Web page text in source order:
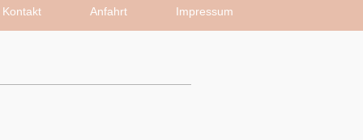
Kontakt Anfahrt Impressum